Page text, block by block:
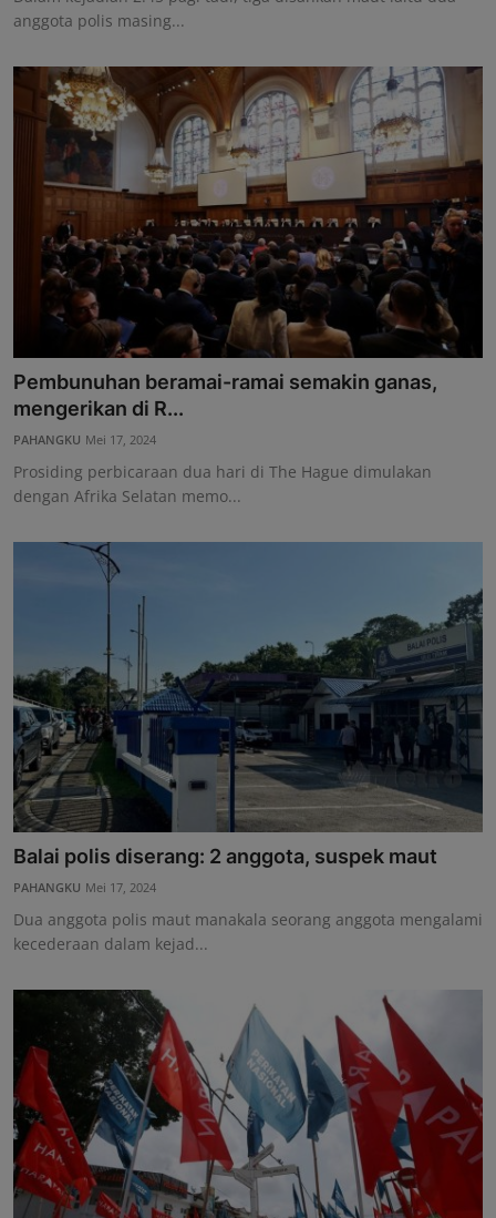
anggota polis masing...
Pembunuhan beramai-ramai semakin ganas,
mengerikan di R...
PAHANGKU Mei 17, 2024
Prosiding perbicaraan dua hari di The Hague dimulakan
dengan Afrika Selatan memo...
Balai polis diserang: 2 anggota, suspek maut
PAHANGKU Mei 17, 2024
Dua anggota polis maut manakala seorang anggota mengalami
kecederaan dalam kejad...